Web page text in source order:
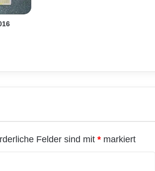
Felder sind mit * markiert